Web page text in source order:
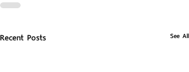
Recent Posts See All